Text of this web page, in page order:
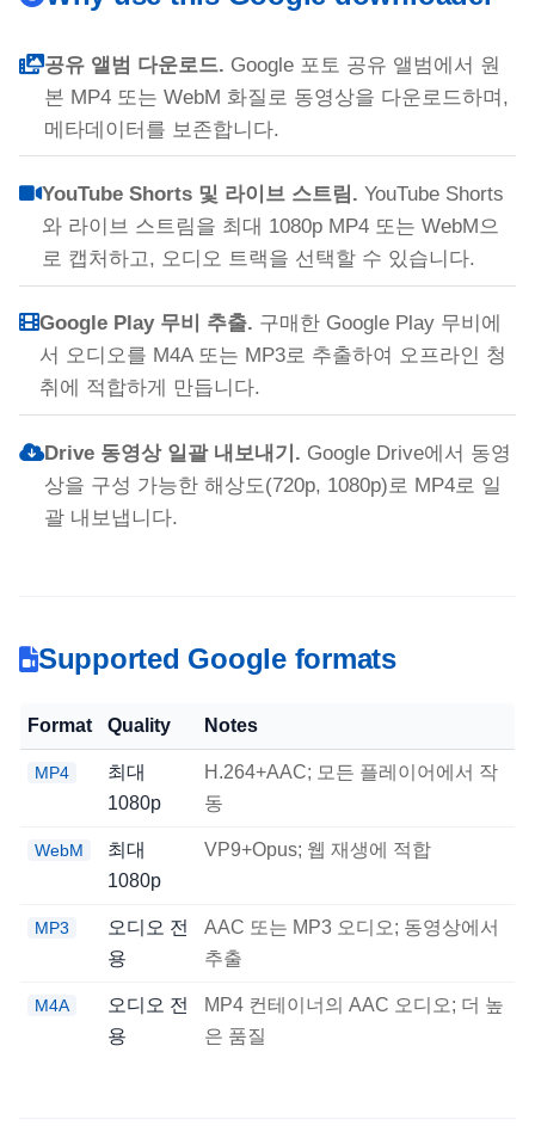
공유 앨범 다운로드. Google 포토 공유 앨범에서 원
본 MP4 또는 WebM 화질로 동영상을 다운로드하며,
메타데이터를 보존합니다.
YouTube Shorts 및 라이브 스트림. YouTube Shorts
와 라이브 스트림을 최대 1080p MP4 또는 WebM으
로 캡처하고, 오디오 트랙을 선택할 수 있습니다.
Google Play 무비 추출. 구매한 Google Play 무비에
서 오디오를 M4A 또는 MP3로 추출하여 오프라인 청
취에 적합하게 만듭니다.
Drive 동영상 일괄 내보내기. Google Drive에서 동영
상을 구성 가능한 해상도(720p, 1080p)로 MP4로 일
괄 내보냅니다.
Supported Google formats
Format Quality Notes
MP4
최대
1080p
H.264+AAC; 모든 플레이어에서 작
동
WebM
최대
1080p
VP9+Opus; 웹 재생에 적합
MP3
오디오 전
용
AAC 또는 MP3 오디오; 동영상에서
추출
M4A
오디오 전
용
MP4 컨테이너의 AAC 오디오; 더 높
은 품질